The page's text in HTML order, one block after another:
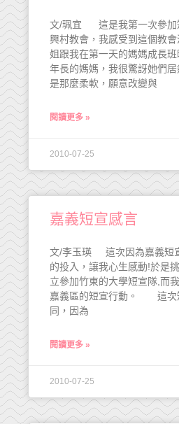
文/珮宜 這是我第一次參加
興村教會，我感受到這個教
姐跟我在第一天的媽媽成長
年長的媽媽，我很驚訝她們
是那麼柔軟，願意改變與
閱讀更多 »
2010-07-25
嘉義短宣感言
文/李玉瑛 這次因為嘉義短
的投入，讓我心生感動!於是
立參加竹東的大學短宣隊,而
嘉義區的短宣行動。 這次
同，因為
閱讀更多 »
2010-07-25